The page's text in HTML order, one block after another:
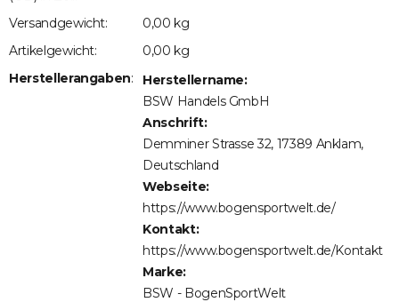
Versandgewicht:
0,00 kg
Artikelgewicht:
0,00 kg
Herstellerangaben:
Herstellername:
BSW Handels GmbH
Anschrift:
Demminer Strasse 32, 17389 Anklam,
Deutschland
Webseite:
https://www.bogensportwelt.de/
Kontakt:
https://www.bogensportwelt.de/Kontakt
Marke:
BSW - BogenSportWelt